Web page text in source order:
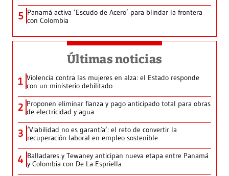
5 Panamá activa ‘Escudo de Acero’ para blindar la frontera
con Colombia
Últimas noticias
1 Violencia contra las mujeres en alza: el Estado responde
con un ministerio debilitado
2 Proponen eliminar fianza y pago anticipado total para obras
de electricidad y agua
3 ‘Viabilidad no es garantía’: el reto de convertir la
recuperación laboral en empleo sostenible
4 Balladares y Tewaney anticipan nueva etapa entre Panamá
y Colombia con De La Espriella